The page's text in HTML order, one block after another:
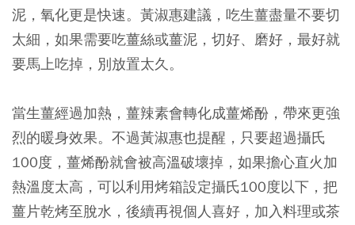
泥，氧化更是快速。黃淑惠建議，吃生薑盡量不要切
太細，如果需要吃薑絲或薑泥，切好、磨好，最好就
要馬上吃掉，別放置太久。
當生薑經過加熱，薑辣素會轉化成薑烯酚，帶來更強
烈的暖身效果。不過黃淑惠也提醒，只要超過攝氏
100度，薑烯酚就會被高溫破壞掉，如果擔心直火加
熱溫度太高，可以利用烤箱設定攝氏100度以下，把
薑片乾烤至脫水，後續再視個人喜好，加入料理或茶